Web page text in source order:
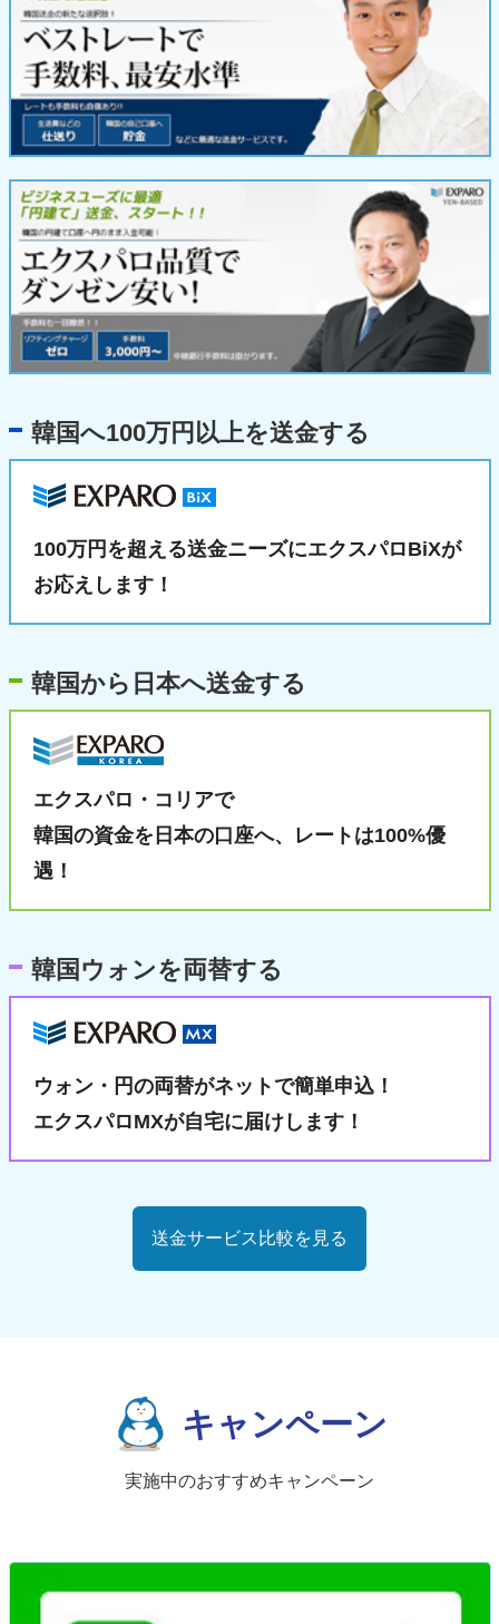
韓国へ100万円以上を送金する
100万円を超える送金ニーズにエクスパロBiXが
お応えします！
韓国から日本へ送金する
エクスパロ・コリアで
韓国の資金を日本の口座へ、
レートは100%優
遇！
韓国ウォンを両替する
ウォン・円の両替がネットで簡単申込！
エクスパロMXが自宅に届けします！
送金サービス比較を見る
キャンペーン
実施中のおすすめキャンペーン